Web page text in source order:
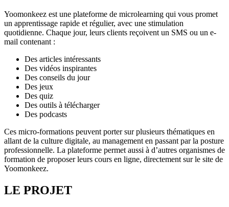
Yoomonkeez est une plateforme de microlearning qui vous promet
un apprentissage rapide et régulier, avec une stimulation
quotidienne. Chaque jour, leurs clients reçoivent un SMS ou un e-
mail contenant :
Des articles intéressants
Des vidéos inspirantes
Des conseils du jour
Des jeux
Des quiz
Des outils à télécharger
Des podcasts
Ces micro-formations peuvent porter sur plusieurs thématiques en
allant de la culture digitale, au management en passant par la posture
professionnelle. La plateforme permet aussi à d’autres organismes de
formation de proposer leurs cours en ligne, directement sur le site de
Yoomonkeez.
LE PROJET